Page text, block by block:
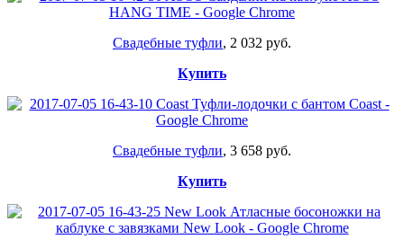
Свадебные туфли, 2 032 руб.
Купить
Свадебные туфли, 3 658 руб.
Купить